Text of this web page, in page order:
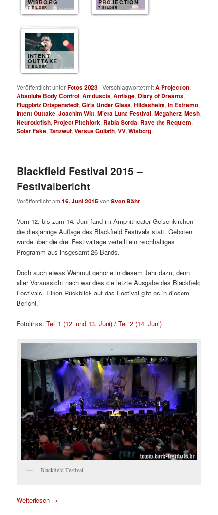
WISBORG
7 BILDER
PROJECTION
7 BILDER
INTENT
OUTTAKE
7 BILDER
Veröffentlicht unterFotos 2023 |Verschlagwortet mitA Projection,
Absolute Body Control,Amduscia,Antiage, Diary of Dreams,
Flugplatz Drispenstedt,Girls Under Glass,Hildesheim,In Extremo,
Intent Outtake,Joachim Witt,M'era Luna Festival,Megaherz,Mesh,
Neuroticfish, Project Pitchfork, Rabia Sorda, Rave the Requiem,
Solar Fake,Tanzwut,Versus Goliath,VV,Wisborg
Blackfield Festival 2015 –
Festivalbericht
Veröffentlicht am16. Juni 2015vonSven Bähr
Vom 12. bis zum 14. Juni fand im Amphitheater Gelsenkirchen
die diesjährige Auflage des Blackfield Festivals statt. Geboten
wurde über die drei Festivaltage verteilt ein reichhaltiges
Programm aus insgesamt 26 Bands.
Doch auch etwas Wehmut gehörte in diesem Jahr dazu, denn
aller Voraussicht nach war dies die letzte Ausgabe des Blackfield
Festivals. Einen Rückblick auf das Festival gibt es in diesem
Bericht.
Fotolinks:Teil 1 (12. und 13. Juni) /Teil 2 (14. Juni)
Blackfield Festival
Weiterlesen →